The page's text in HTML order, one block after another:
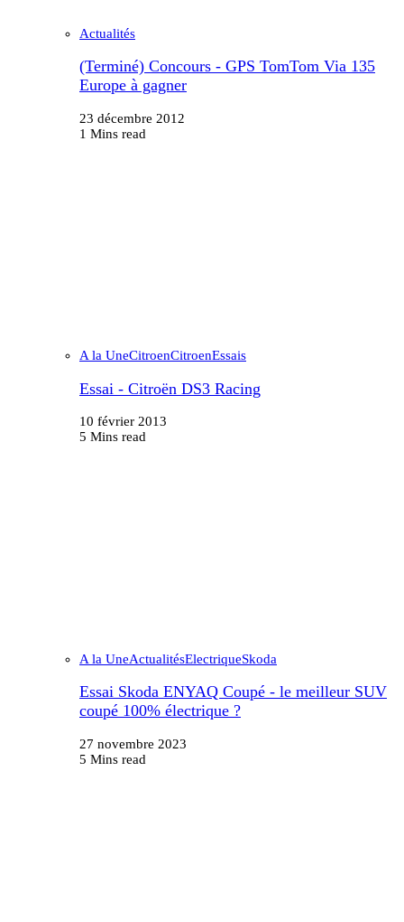
Actualités
(Terminé) Concours - GPS TomTom Via 135
Europe à gagner
23 décembre 2012
1 Mins read
A la UneCitroenCitroenEssais
Essai - Citroën DS3 Racing
10 février 2013
5 Mins read
A la UneActualitésElectriqueSkoda
Essai Skoda ENYAQ Coupé - le meilleur SUV
coupé 100% électrique ?
27 novembre 2023
5 Mins read